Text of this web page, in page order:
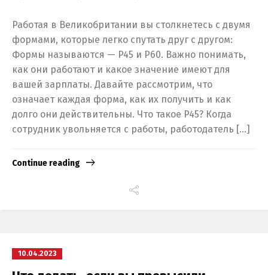
Работая в Великобритании вы столкнетесь с двумя
формами, которые легко спутать друг с другом:
Формы называются — P45 и P60. Важно понимать,
как они работают и какое значение имеют для
вашей зарплаты. Давайте рассмотрим, что
означает каждая форма, как их получить и как
долго они действительны. Что такое P45? Когда
сотрудник увольняется с работы, работодатель […]
Continue reading
10.04.2023